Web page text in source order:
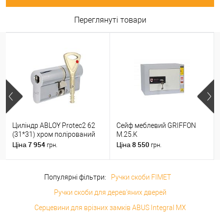
Переглянуті товари
Циліндр ABLOY Protec2 62
(31*31) хром полірований
Ціна 7 954 грн.
Сейф меблевий GRIFFON
M.25.K
Ціна 8 550 грн.
Популярні фільтри:
Ручки скоби FIMET
Ручки скоби для дерев'яних дверей
Серцевини для врізних замків ABUS Integral MX